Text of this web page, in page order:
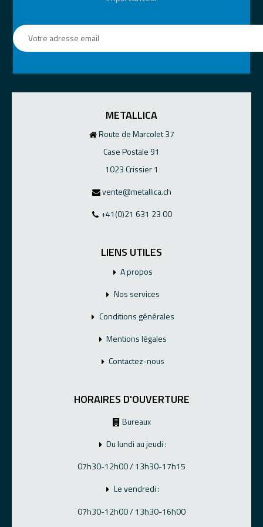
METALLICA
Route de Marcolet 37
Case Postale 91
1023 Crissier 1
vente@metallica.ch
+41(0)21 631 23 00
LIENS UTILES
A propos
Nos services
Conditions générales
Mentions légales
Contactez-nous
HORAIRES D'OUVERTURE
Bureaux
Du lundi au jeudi :
07h30-12h00 / 13h30-17h15
Le vendredi :
07h30-12h00 / 13h30-16h00